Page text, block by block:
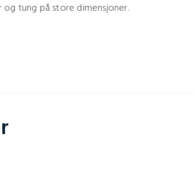
tung på store dimensjoner.